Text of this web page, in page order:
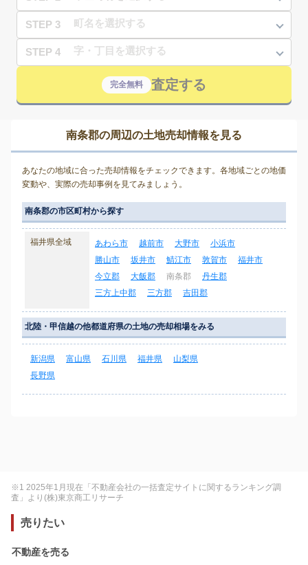
STEP 3
STEP 4
完全無料 査定する
南条郡の周辺の土地売却情報を見る
あなたの地域に合った売却情報をチェックできます。各地域ごとの地価
変動や、実際の売却事例を見てみましょう。
南条郡の市区町村から探す
福井県全域 あわら市 越前市 大野市
小浜市
勝山市
坂井市 鯖江市 敦賀市
福井市
今立郡
大飯郡 南条郡
丹生郡
三方上中郡
三方郡 吉田郡
北陸・甲信越の他都道府県の土地の売却相場をみる
新潟県 富山県 石川県 福井県
山梨県
長野県
※1 2025年1月現在「不動産会社の一括査定サイトに関するランキング調
査」より(株)東京商工リサーチ
売りたい
不動産を売る